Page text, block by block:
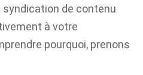
de contenu
à votre
pourquoi, prenons